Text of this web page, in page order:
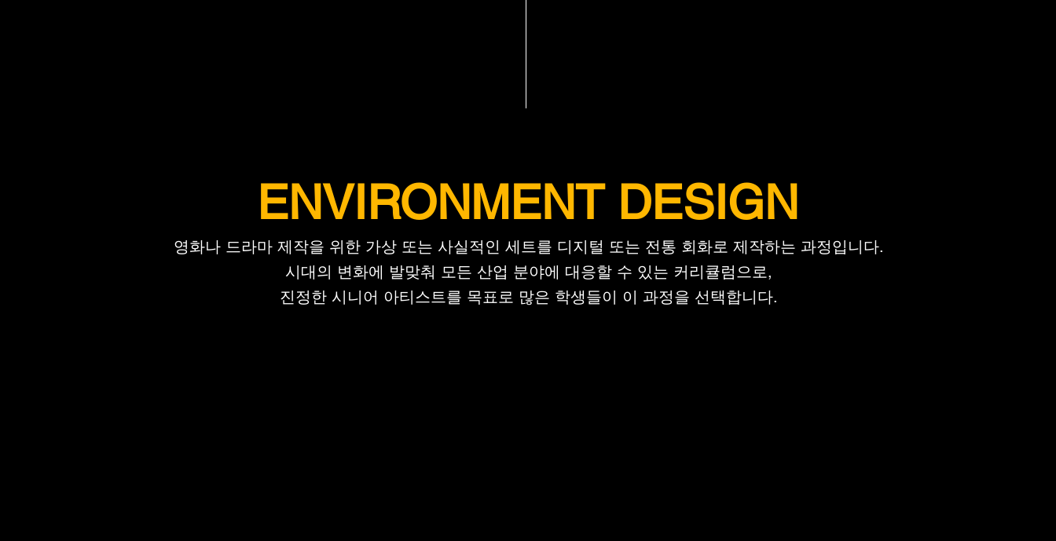
ENVIRONMENT DESIGN
영화나 드라마 제작을 위한 가상 또는 사실적인 세트를 디지털 또는 전통 회화로 제작하는 과정입니다.
시대의 변화에 ​​발맞춰 모든 산업 분야에 대응할 수 있는 커리큘럼으로,
진정한 시니어 아티스트를 목표로 많은 학생들이 이 과정을 선택합니다.